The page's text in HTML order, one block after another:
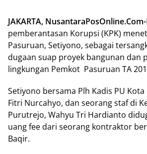
JAKARTA, NusantaraPosOnline.Com-
pemberantasan Korupsi (KPK)
Pasuruan, Setiyono, sebagai
dugaan suap proyek bangunan dan
lingkungan Pemkot Pasuruan TA
Setiyono bersama Plh Kadis PU
Fitri Nurcahyo, dan seorang staf di
Purutrejo, Wahyu Tri Hardianto
uang fee dari seorang kontraktor
Baqir.